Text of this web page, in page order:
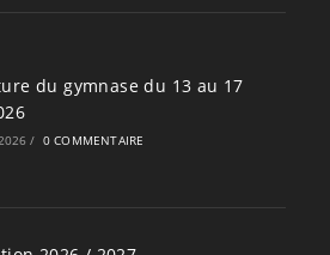
du gymnase du 13 au 17
/ 0 COMMENTAIRE